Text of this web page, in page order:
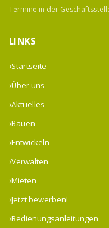
Termine in der
LINKS
Startseite
Über uns
Aktuelles
Bauen
Entwickeln
Verwalten
Mieten
Jetzt bewerben!
Bedienungsanleitungen